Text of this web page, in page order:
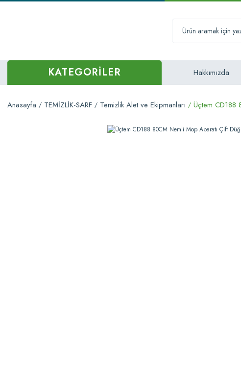
KATEGORİLER Hakkımızda
Anasayfa TEMİZLİK-SARF Temizlik Alet ve Ekipmanları Üçtem CD188